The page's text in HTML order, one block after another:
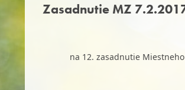
Zasadnutie MZ
na 12. zasadnutie